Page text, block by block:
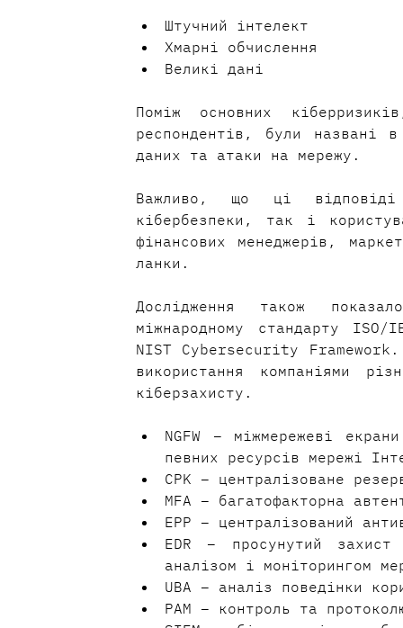
Штучний інтелект
Хмарні обчислення
Великі дані
Поміж основних
респондентів, були названі
даних та атаки на мережу.
Важливо, що ці
кібербезпеки, так і
фінансових менеджерів,
ланки.
Дослідження також
міжнародному стандарту
NIST Cybersecurity
використання компаніями
кіберзахисту.
NGFW – міжмережеві
певних ресурсів мережі
CPK – централізоване
MFA – багатофакторна
EPP – централізований
EDR – просунутий
аналізом і моніторингом
UBA – аналіз поведінки
РАМ – контроль та